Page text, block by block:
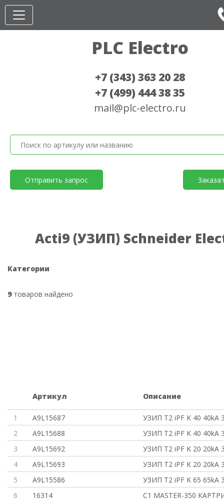
PLC Electro
+7 (343) 363 20 28
+7 (499) 444 38 35
mail@plc-electro.ru
Отправить запрос
Acti9 (УЗИП) Schneider
Категории
9товаров найдено
Артикул Описание
1 A9L15687
УЗИП T2 iPF K 40 40kA
2
A9L15688
УЗИП T2 iPF K 40 40kA
3
A9L15692
УЗИП T2 iPF K 20 20kA
4
A9L15693
УЗИП T2 iPF K 20 20kA
5
A9L15586
УЗИП T2 iPF K 65 65kA
6
16314
C1 MASTER-350